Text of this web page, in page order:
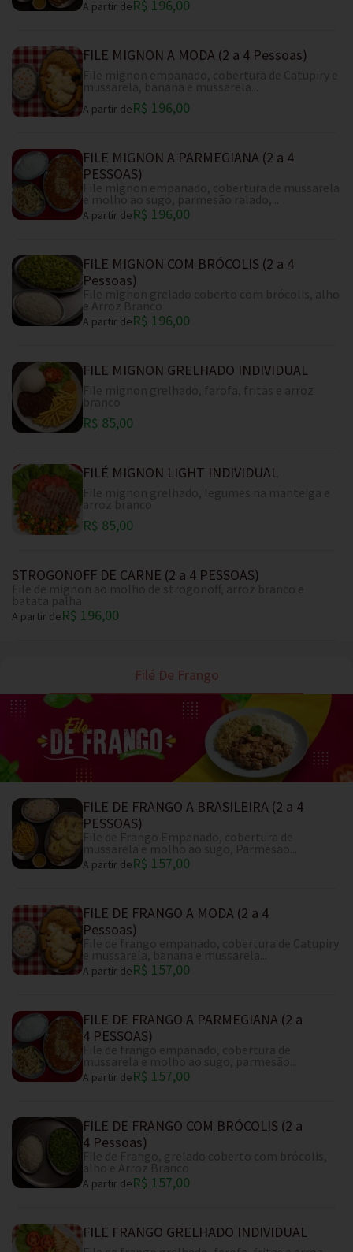
A partir deR$ 196,00
FILE MIGNON A MODA (2 a 4 Pessoas)
A partir deR$ 196,00
FILE MIGNON A PARMEGIANA (2 a 4
PESSOAS)
A partir deR$ 196,00
FILE MIGNON COM BRÓCOLIS (2 a 4
Pessoas)
A partir deR$ 196,00
FILE MIGNON GRELHADO INDIVIDUAL
R$ 85,00
FILÉ MIGNON LIGHT INDIVIDUAL
R$ 85,00
STROGONOFF DE CARNE (2 a 4 PESSOAS)
A partir deR$ 196,00
Filé De Frango
FILE DE FRANGO A BRASILEIRA (2 a 4
PESSOAS)
A partir deR$ 157,00
FILE DE FRANGO A MODA (2 a 4
Pessoas)
A partir deR$ 157,00
FILE DE FRANGO A PARMEGIANA (2 a
4 PESSOAS)
A partir deR$ 157,00
FILE DE FRANGO COM BRÓCOLIS (2 a
4 Pessoas)
A partir deR$ 157,00
FILE FRANGO GRELHADO INDIVIDUAL